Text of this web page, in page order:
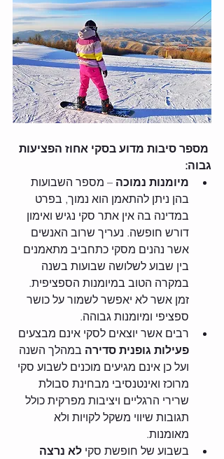
מספר סיבות מדוע בסקי אחוז הפציעות
גבוה:
מיומנות נמוכה – מספר השבועות
בהן ניתן להתאמן הוא נמוך, בפרט
במדינה בה אין אתר סקי נגיש ואימון
דורש חופשה. נעריך שרוב האנשים
אשר נהנים מסקי כתחביב מתאמנים
בין שבוע לשלושה שבועות בשנה
במקרה הטוב במיומנות הספציפית.
זמן אשר לא יאפשר לשמור על כושר
ספציפי ומיומנות גבוהה.
רבים אשר יוצאים לסקי אינם מבצעים
פעילות גופנית סדירה במהלך השנה
ועל כן אינם מגיעים מוכנים לשבוע סקי
מרוכז ואינטנסיבי מבחינת סבולת
שרירי הרגליים ויציבות מפרקית כולל
תגובות שיווי משקל לקויות ולא
מאומנות.
בשבוע של חופשת סקי לא נרצה